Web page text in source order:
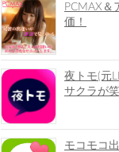
PCMAX＆
価！
夜トモ(元
サクラが
モコモコ